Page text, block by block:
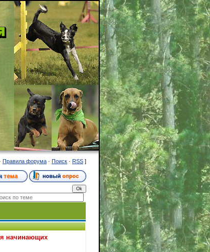
· Правила форума · Поиск · RSS ]
начинающих